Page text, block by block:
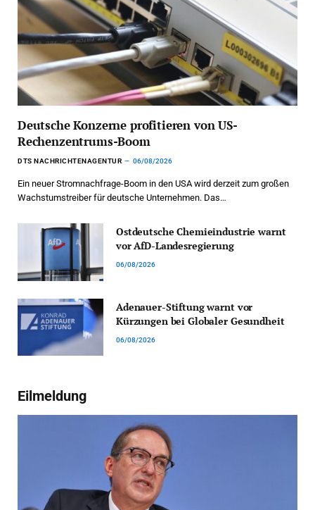
Deutsche Konzerne profitieren von US-
Rechenzentrums-Boom
DTS NACHRICHTENAGENTUR 06/08/2026
Ein neuer Stromnachfrage-Boom in den USA wird derzeit zum großen
Wachstumstreiber für deutsche Unternehmen. Das…
Ostdeutsche Chemieindustrie warnt
vor AfD-Landesregierung
06/08/2026
Adenauer-Stiftung warnt vor
Kürzungen bei Globaler Gesundheit
06/08/2026
Eilmeldung